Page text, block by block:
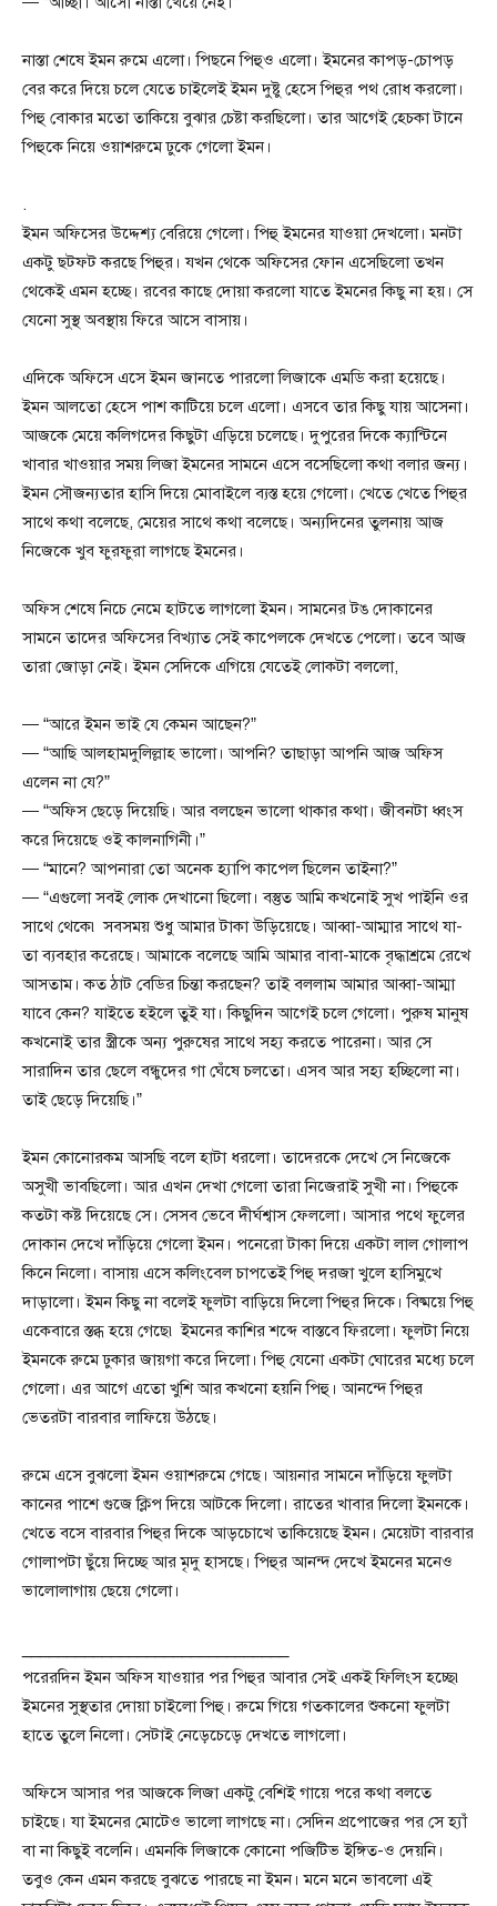
নাস্তা শেষে ইমন রুমে এলো। পিছনে পিহুও এলো। ইমনের কাপড়-চোপড়
বের করে দিয়ে চলে যেতে চাইলেই ইমন দুষ্টু হেসে পিহুর পথ রোধ করলো।
পিহু বোকার মতো তাকিয়ে বুঝার চেষ্টা করছিলো। তার আগেই হেচকা টানে
পিহুকে নিয়ে ওয়াশরুমে ঢুকে গেলো ইমন।
.
ইমন অফিসের উদ্দেশ্য বেরিয়ে গেলো। পিহু ইমনের যাওয়া দেখলো। মনটা
একটু ছটফট করছে পিহুর। যখন থেকে অফিসের ফোন এসেছিলো তখন
থেকেই এমন হচ্ছে। রবের কাছে দোয়া করলো যাতে ইমনের কিছু না হয়। সে
যেনো সুস্থ অবস্থায় ফিরে আসে বাসায়।
এদিকে অফিসে এসে ইমন জানতে পারলো লিজাকে এমডি করা হয়েছে।
ইমন আলতো হেসে পাশ কাটিয়ে চলে এলো। এসবে তার কিছু যায় আসেনা।
আজকে মেয়ে কলিগদের কিছুটা এড়িয়ে চলেছে। দুপুরের দিকে ক্যান্টিনে
খাবার খাওয়ার সময় লিজা ইমনের সামনে এসে বসেছিলো কথা বলার জন্য।
ইমন সৌজন্যতার হাসি দিয়ে মোবাইলে ব্যস্ত হয়ে গেলো। খেতে খেতে পিহুর
সাথে কথা বলেছে, মেয়ের সাথে কথা বলেছে। অন্যদিনের তুলনায় আজ
নিজেকে খুব ফুরফুরা লাগছে ইমনের।
অফিস শেষে নিচে নেমে হাটতে লাগলো ইমন। সামনের টঙ দোকানের
সামনে তাদের অফিসের বিখ্যাত সেই কাপেলকে দেখতে পেলো। তবে আজ
তারা জোড়া নেই। ইমন সেদিকে এগিয়ে যেতেই লোকটা বললো,
— “আরে ইমন ভাই যে কেমন আছেন?”
— “আছি আলহামদুলিল্লাহ ভালো। আপনি? তাছাড়া আপনি আজ অফিস
এলেন না যে?”
— “অফিস ছেড়ে দিয়েছি। আর বলছেন ভালো থাকার কথা। জীবনটা ধ্বংস
করে দিয়েছে ওই কালনাগিনী।”
— “মানে? আপনারা তো অনেক হ্যাপি কাপেল ছিলেন তাইনা?”
— “এগুলো সবই লোক দেখানো ছিলো। বস্তুত আমি কখনোই সুখ পাইনি ওর
সাথে থেকে৷ সবসময় শুধু আমার টাকা উড়িয়েছে। আব্বা-আম্মার সাথে যা-
তা ব্যবহার করেছে। আমাকে বলেছে আমি আমার বাবা-মাকে বৃদ্ধাশ্রমে রেখে
আসতাম। কত ঠাট বেডির চিন্তা করছেন? তাই বললাম আমার আব্বা-আম্মা
যাবে কেন? যাইতে হইলে তুই যা। কিছুদিন আগেই চলে গেলো। পুরুষ মানুষ
কখনোই তার স্ত্রীকে অন্য পুরুষের সাথে সহ্য করতে পারেনা। আর সে
সারাদিন তার ছেলে বন্ধুদের গা ঘেঁষে চলতো। এসব আর সহ্য হচ্ছিলো না।
তাই ছেড়ে দিয়েছি।”
ইমন কোনোরকম আসছি বলে হাটা ধরলো। তাদেরকে দেখে সে নিজেকে
অসুখী ভাবছিলো। আর এখন দেখা গেলো তারা নিজেরাই সুখী না। পিহুকে
কতটা কষ্ট দিয়েছে সে। সেসব ভেবে দীর্ঘশ্বাস ফেললো। আসার পথে ফুলের
দোকান দেখে দাঁড়িয়ে গেলো ইমন। পনেরো টাকা দিয়ে একটা লাল গোলাপ
কিনে নিলো। বাসায় এসে কলিংবেল চাপতেই পিহু দরজা খুলে হাসিমুখে
দাড়ালো। ইমন কিছু না বলেই ফুলটা বাড়িয়ে দিলো পিহুর দিকে। বিষ্ময়ে পিহু
একেবারে স্তব্ধ হয়ে গেছে৷ ইমনের কাশির শব্দে বাস্তবে ফিরলো। ফুলটা নিয়ে
ইমনকে রুমে ঢুকার জায়গা করে দিলো। পিহু যেনো একটা ঘোরের মধ্যে চলে
গেলো। এর আগে এতো খুশি আর কখনো হয়নি পিহু। আনন্দে পিহুর
ভেতরটা বারবার লাফিয়ে উঠছে।
রুমে এসে বুঝলো ইমন ওয়াশরুমে গেছে। আয়নার সামনে দাঁড়িয়ে ফুলটা
কানের পাশে গুজে ক্লিপ দিয়ে আটকে দিলো। রাতের খাবার দিলো ইমনকে।
খেতে বসে বারবার পিহুর দিকে আড়চোখে তাকিয়েছে ইমন। মেয়েটা বারবার
গোলাপটা ছুঁয়ে দিচ্ছে আর মৃদু হাসছে। পিহুর আনন্দ দেখে ইমনের মনেও
ভালোলাগায় ছেয়ে গেলো।
পরেরদিন ইমন অফিস যাওয়ার পর পিহুর আবার সেই একই ফিলিংস হচ্ছে৷
ইমনের সুস্থতার দোয়া চাইলো পিহু। রুমে গিয়ে গতকালের শুকনো ফুলটা
হাতে তুলে নিলো। সেটাই নেড়েচেড়ে দেখতে লাগলো।
অফিসে আসার পর আজকে লিজা একটু বেশিই গায়ে পরে কথা বলতে
চাইছে। যা ইমনের মোটেও ভালো লাগছে না। সেদিন প্রপোজের পর সে হ্যাঁ
বা না কিছুই বলেনি। এমনকি লিজাকে কোনো পজিটিভ ইঙ্গিত-ও দেয়নি।
তবুও কেন এমন করছে বুঝতে পারছে না ইমন। মনে মনে ভাবলো এই